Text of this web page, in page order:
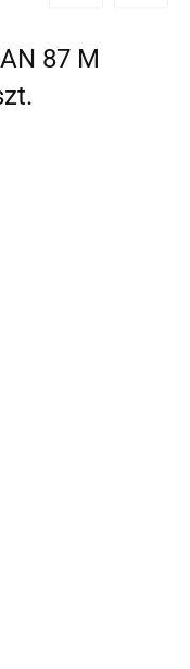
cookies
87 M